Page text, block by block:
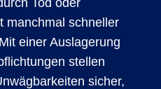
Tod oder
manchmal schneller
einer Auslagerung
stellen
sicher,